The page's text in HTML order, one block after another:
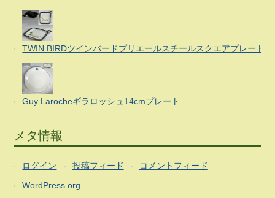
TWIN BIRDツインバードプリエールスチールスクエアプレート
Guy Larocheギラロッシュ14cmプレート
メタ情報
ログイン 投稿フィード コメントフィード
WordPress.org